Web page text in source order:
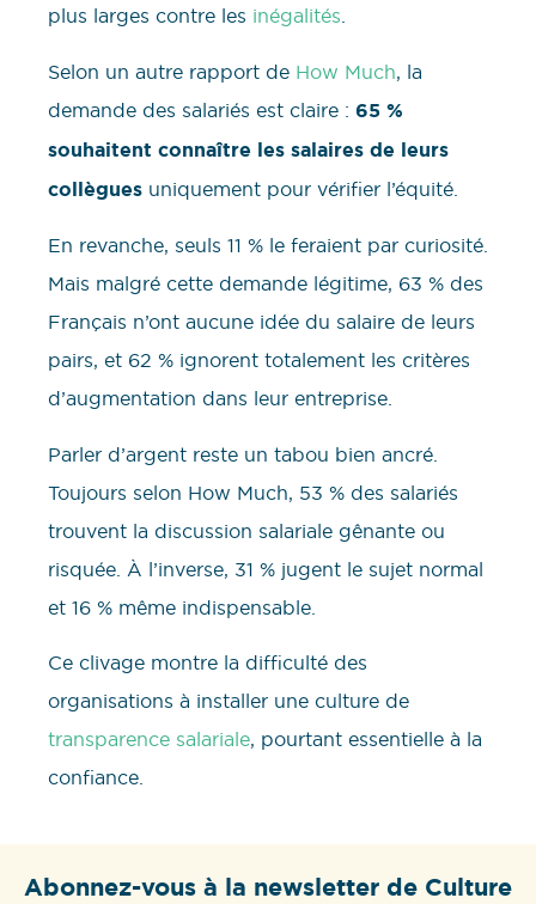
plus larges contre les inégalités.
Selon un autre rapport de How Much, la
demande des salariés est claire : 65 %
souhaitent connaître les salaires de leurs
collègues uniquement pour vérifier l’équité.
En revanche, seuls 11 % le feraient par curiosité.
Mais malgré cette demande légitime, 63 % des
Français n’ont aucune idée du salaire de leurs
pairs, et 62 % ignorent totalement les critères
d’augmentation dans leur entreprise.
Parler d’argent reste un tabou bien ancré.
Toujours selon How Much, 53 % des salariés
trouvent la discussion salariale gênante ou
risquée. À l’inverse, 31 % jugent le sujet normal
et 16 % même indispensable.
Ce clivage montre la difficulté des
organisations à installer une culture de
transparence salariale, pourtant essentielle à la
confiance.
Abonnez-vous à la newsletter de Culture